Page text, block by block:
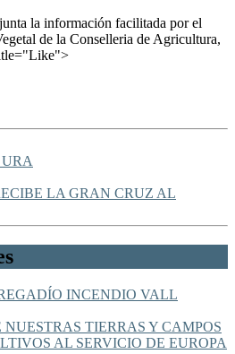
la información facilitada por el
de la Conselleria de Agricultura,
LA GRAN CRUZ AL
INCENDIO VALL
TIERRAS Y CAMPOS
AL SERVICIO DE EUROPA